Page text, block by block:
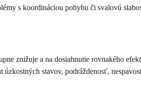
s koordináciou pohybu či svalovú
znižuje a na dosiahnutie rovnakého
stavov, podráždenosť,